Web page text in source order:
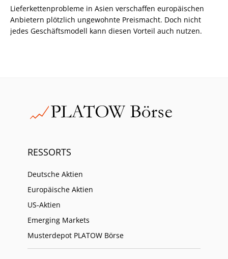
Lieferkettenprobleme in Asien verschaffen europäischen
Anbietern plötzlich ungewohnte Preismacht. Doch nicht
jedes Geschäftsmodell kann diesen Vorteil auch nutzen.
RESSORTS
Deutsche Aktien
Europäische Aktien
US-Aktien
Emerging Markets
Musterdepot PLATOW Börse